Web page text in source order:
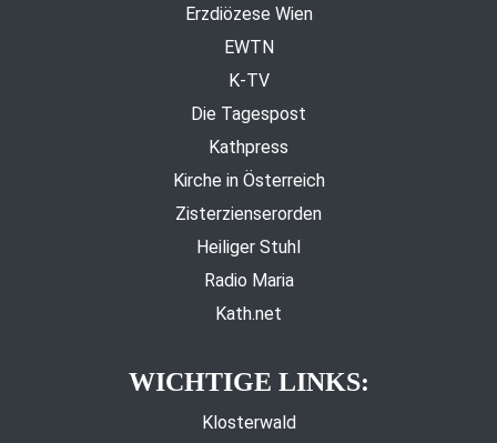
Erzdiözese Wien
EWTN
K-TV
Die Tagespost
Kathpress
Kirche in Österreich
Zisterzienserorden
Heiliger Stuhl
Radio Maria
Kath.net
WICHTIGE LINKS:
Klosterwald